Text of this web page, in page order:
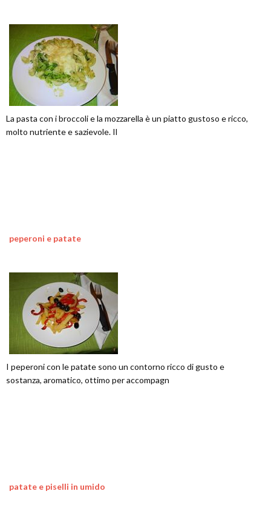
La pasta con i broccoli e la mozzarella è un piatto gustoso e ricco,
molto nutriente e sazievole. Il
peperoni e patate
I peperoni con le patate sono un contorno ricco di gusto e
sostanza, aromatico, ottimo per accompagn
patate e piselli in umido